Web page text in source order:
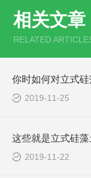
相关文章
RELATED
2019-11-25
2019-11-22